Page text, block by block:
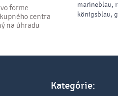
forme
centra
na úhradu
marineblau,
königsblau,
Kategórie: